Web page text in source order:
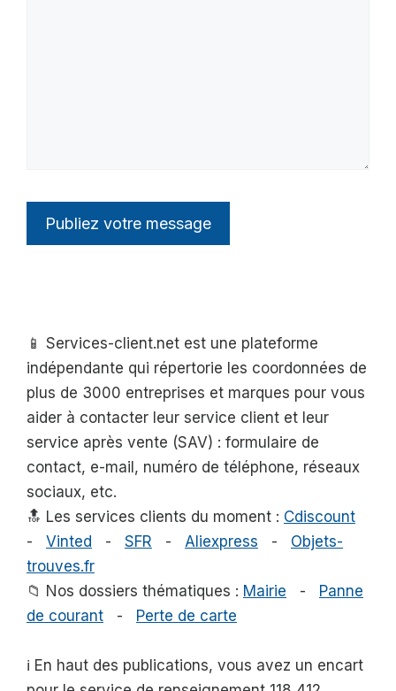
📱 Services-client.net est une plateforme
indépendante qui répertorie les coordonnées de
plus de 3000 entreprises et marques pour vous
aider à contacter leur service client et leur
service après vente (SAV) : formulaire de
contact, e-mail, numéro de téléphone, réseaux
sociaux, etc.
🔝 Les services clients du moment : Cdiscount
- Vinted - SFR - Aliexpress - Objets-
trouves.fr
📁 Nos dossiers thématiques : Mairie - Panne
de courant - Perte de carte
ℹ️ En haut des publications, vous avez un encart